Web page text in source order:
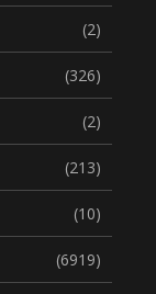
(2)
(326)
(2)
(213)
(10)
(6919)